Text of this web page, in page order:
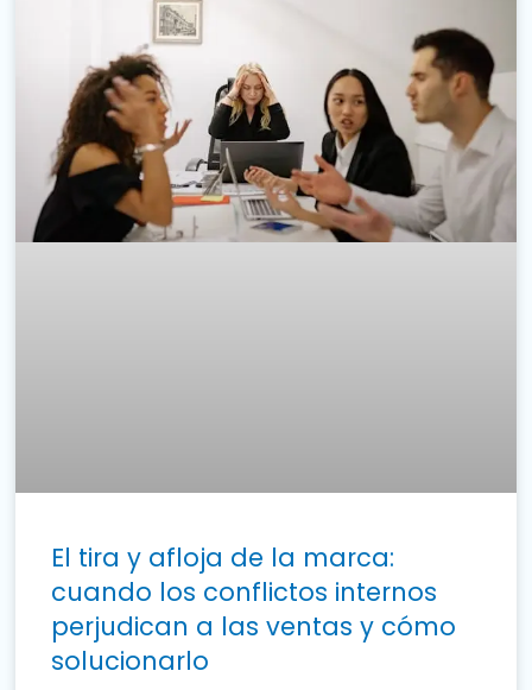
El tira y afloja de la marca:
cuando los conflictos internos
perjudican a las ventas y cómo
solucionarlo